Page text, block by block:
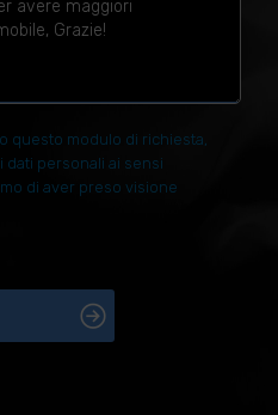
questo modulo di richiesta,
dati personali ai sensi
di aver preso visione